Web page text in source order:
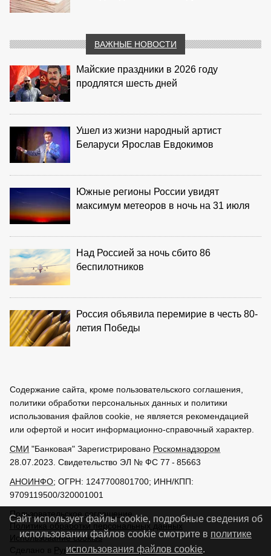
ВАЖНЫЕ НОВОСТИ
Майские праздники в 2026 году
продлятся шесть дней
Ушел из жизни народный артист
Беларуси Ярослав Евдокимов
Южные регионы России увидят
максимум метеоров в ночь на 31 июля
Над Россией за ночь сбито 86
беспилотников
Россия объявила перемирие в честь 80-
летия Победы
Содержание сайта, кроме пользовательского соглашения,
политики обработки персональных данных и политики
использования файлов cookie, не является рекомендацией
или офертой и носит информационно-справочный характер.
СМИ "Банковая" Зарегистрировано Роскомнадзором
28.07.2023. Свидетельство ЭЛ № ФС 77 - 85663
АНОИНФО; ОГРН: 1247700801700; ИНН/КПП:
9709119500/320001001
Пользовательское соглашение
Политика обработки персональных данных
Использование cookies
Сделано в
РунетЛаб – Сайты и CRM
Сайт использует файлы cookie, подробные сведения об
использовании файлов cookie смотрите в политике
использования файлов cookie.